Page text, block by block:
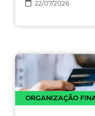
22/07/2026
ORGANIZAÇÃO